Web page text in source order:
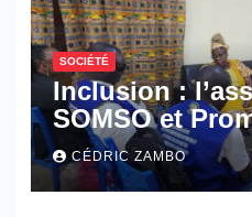
SOCIÉTÉ
Inclusion :
SOMSO et
militent en
réforme des
hôtellerie-
CÉDRIC ZAMBO